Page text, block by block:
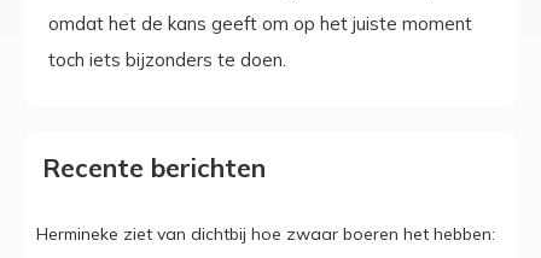
omdat het de kans geeft om op het juiste moment
toch iets bijzonders te doen.
Recente berichten
Hermineke ziet van dichtbij hoe zwaar boeren het hebben: